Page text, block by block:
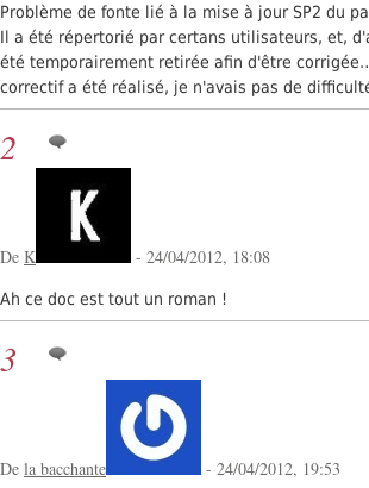
Problème de fonte lié à la mise à jour SP2 du
Il a été répertorié par certans utilisateurs, et,
été temporairement retirée afin d'être
correctif a été réalisé, je n'avais pas de
2
De K - 24/04/2012, 18:08
Ah ce doc est tout un roman !
3
De la bacchante - 24/04/2012, 19:53